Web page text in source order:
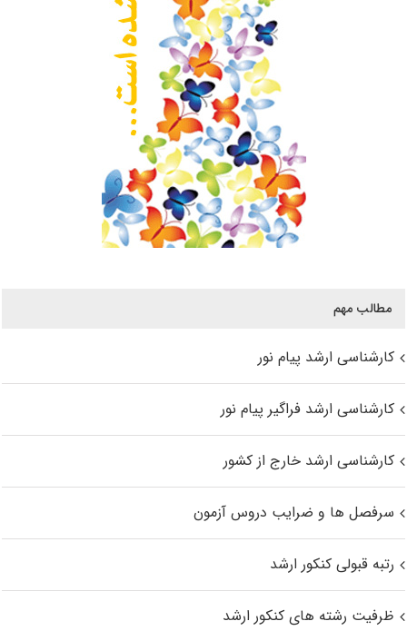
مطالب مهم
کارشناسی ارشد پیام نور
کارشناسی ارشد فراگیر پیام نور
کارشناسی ارشد خارج از کشور
سرفصل ها و ضرایب دروس آزمون
رتبه قبولی کنکور ارشد
ظرفیت رشته های کنکور ارشد